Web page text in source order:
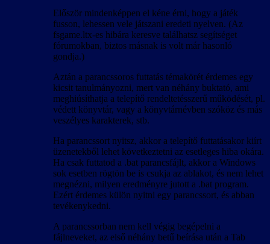
Először mindenképpen el kéne érni, hogy a játék
fusson, lehessen vele játszani eredeti nyelven. (Az
fsgame.ltx-es hibára keresve találhatsz segítséget
fórumokban, biztos másnak is volt már hasonló
gondja.)
Aztán a parancssoros futtatás témakörét érdemes egy
kicsit tanulmányozni, mert van néhány buktató, ami
meghiúsíthatja a telepítő rendeltetésszerű működését, pl.
védett könyvtár, vagy a könyvtárnévben szóköz és más
veszélyes karakterek, stb.
Ha parancssort nyitsz, akkor a telepítő futtatásakor kiírt
üzenetekből lehet következtetni az esetleges hiba okára.
Ha csak futtatod a .bat parancsfájlt, akkor a Windows
sok esetben rögtön be is csukja az ablakot, és nem lehet
megnézni, milyen eredményre jutott a .bat program.
Ezért érdemes külön nyitni egy parancssort, és abban
tevékenykedni.
A parancssorban nem kell végig begépelni a
fájlneveket, az első néhány betű beírása után a Tab